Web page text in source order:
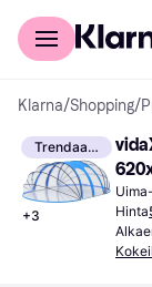
Kuluttajille
Klarna/Shopping/
Trendaava
+3
Hinta